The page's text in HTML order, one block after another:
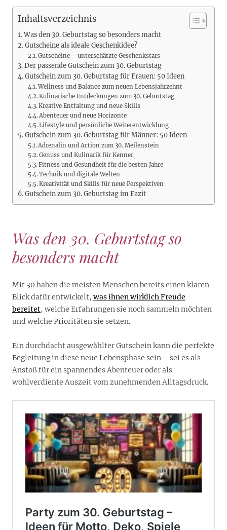
Inhaltsverzeichnis
Was den 30. Geburtstag so besonders macht
Gutscheine als ideale Geschenkidee?
Gutscheine – unterschätzte Geschenkstars
Der passende Gutschein zum 30. Geburtstag
Gutschein zum 30. Geburtstag für Frauen: 50 Ideen
Wellness und Balance zum neuen Lebensjahrzehnt
Kulinarische Entdeckungen zum 30. Geburtstag
Kreative Entfaltung und neue Skills
Abenteuer und neue Horizonte
Lifestyle und persönliche Weiterentwicklung
Gutschein zum 30. Geburtstag für Männer: 50 Ideen
Adrenalin und Action zum 30. Meilenstein
Genuss und Kulinarik für Kenner
Fitness und Gesundheit für die besten Jahre
Technik und digitale Welten
Kreativität und Skills für neue Perspektiven
Gutschein zum 30. Geburtstag im Fazit
Was den 30. Geburtstag so
besonders macht
Mit 30 haben die meisten Menschen bereits einen klaren
Blick dafür entwickelt, was ihnen wirklich Freude
bereitet, welche Erfahrungen sie noch sammeln möchten
und welche Prioritäten sie setzen.
Ein durchdacht ausgewählter Gutschein kann die perfekte
Begleitung in diese neue Lebensphase sein – sei es als
Anstoß für ein spannendes Abenteuer oder als
wohlverdiente Auszeit vom zunehmenden Alltagsdruck.